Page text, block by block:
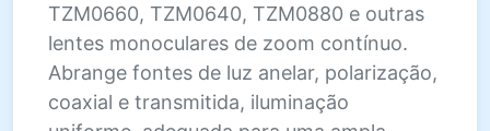
TZM0660, TZM0640, TZM0880 e outras
lentes monoculares de zoom contínuo.
Abrange fontes de luz anelar, polarização,
coaxial e transmitida, iluminação